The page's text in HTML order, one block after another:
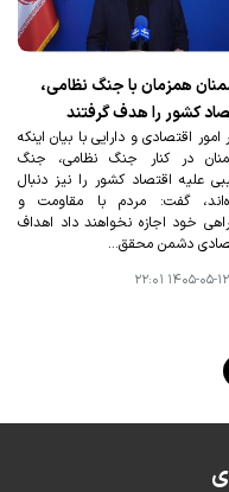
همزمان با جنگ نظامی،
کشور را هدف گرفتند
امور اقتصادی و دارایی با بیان اینکه
در کنار جنگ نظامی، جنگ
علیه اقتصاد کشور را نیز دنبال
گفت: مردم با مقاومت و
خود اجازه نخواهند داد اهداف
دشمن محقق…
۱۴۰۵-۰۵-۱۲ ۲۲:۰۱